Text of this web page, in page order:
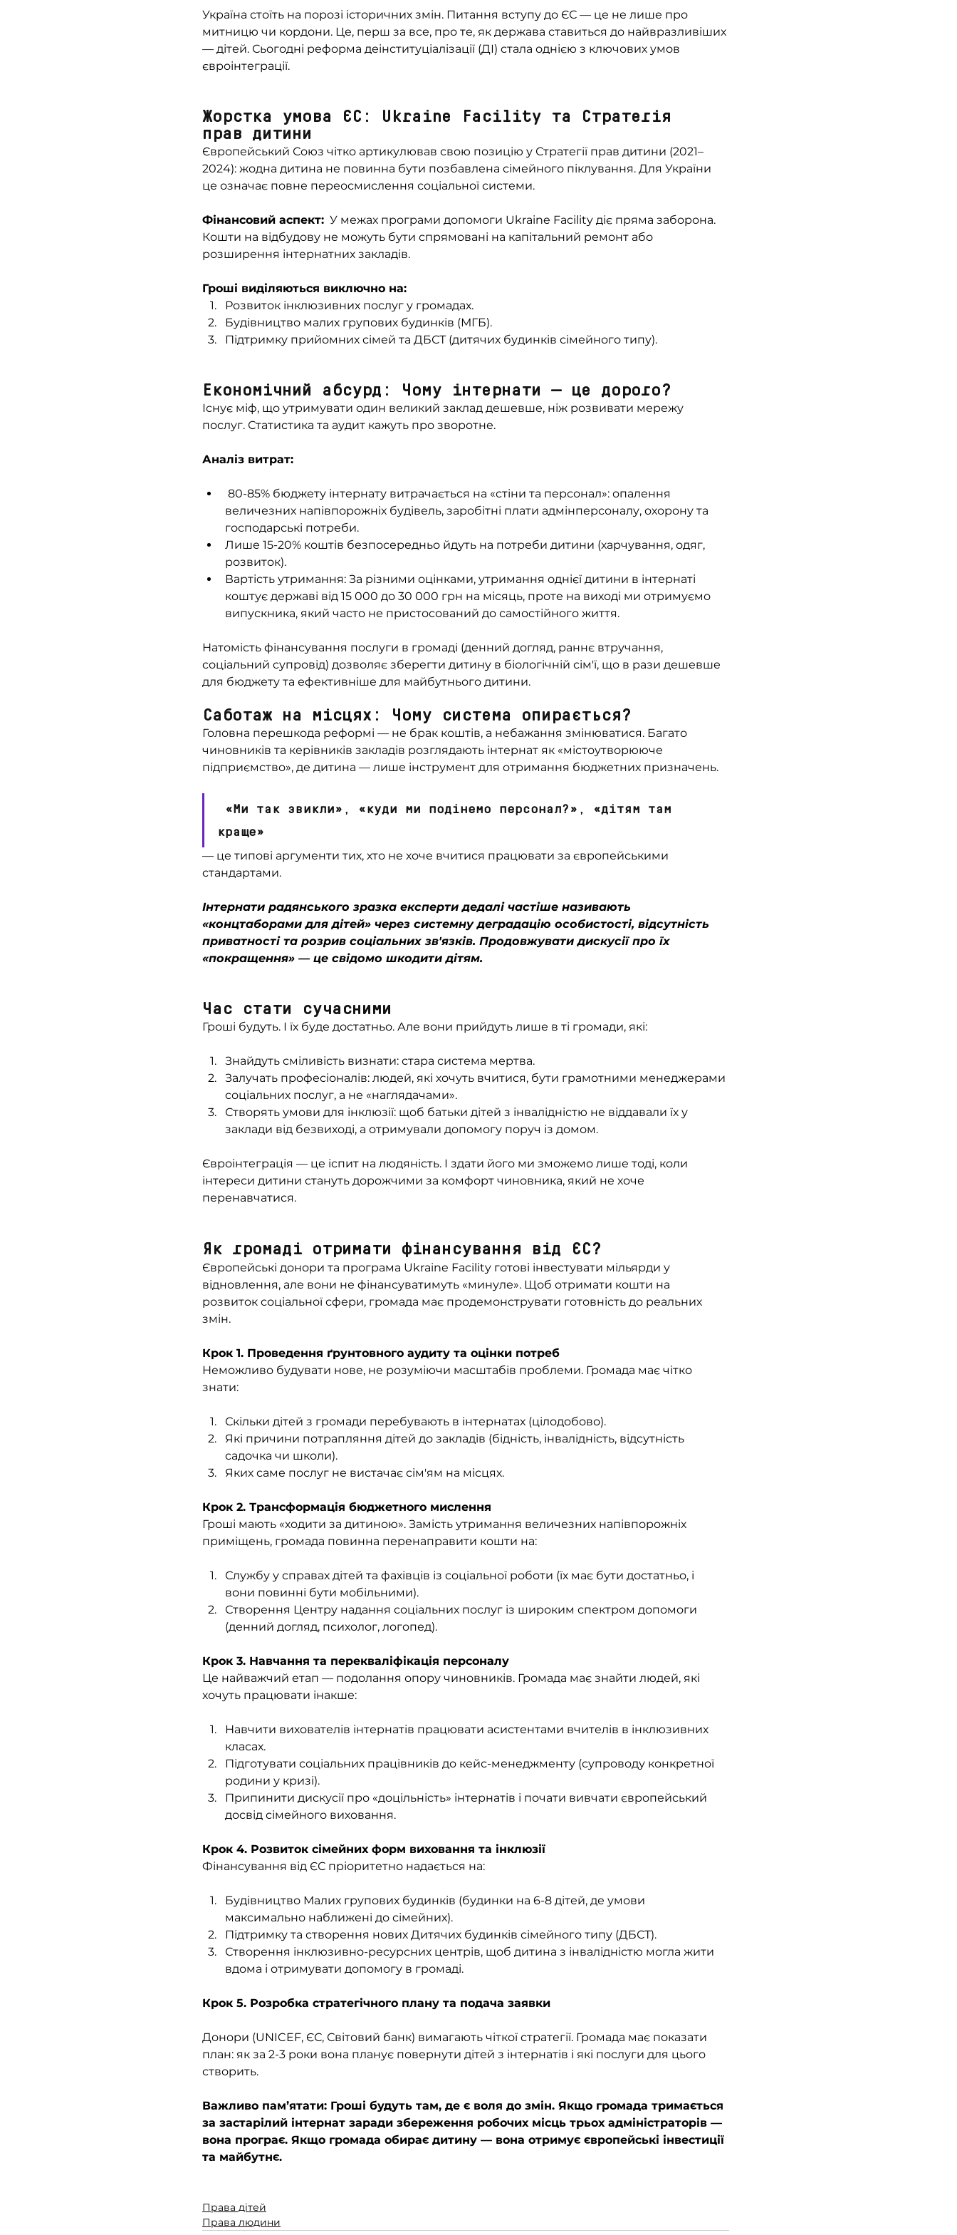
Україна стоїть на порозі історичних змін. Питання вступу до ЄС — це не лише про
митницю чи кордони. Це, перш за все, про те, як держава ставиться до найвразливіших
— дітей. Сьогодні реформа деінституціалізації (ДІ) стала однією з ключових умов
євроінтеграції.
Жорстка умова ЄС: Ukraine Facility та Стратегія
прав дитини
Європейський Союз чітко артикулював свою позицію у Стратегії прав дитини (2021–
2024): жодна дитина не повинна бути позбавлена сімейного піклування. Для України
це означає повне переосмислення соціальної системи.
Фінансовий аспект:
  У межах програми допомоги Ukraine Facility діє пряма заборона.
Кошти на відбудову не можуть бути спрямовані на капітальний ремонт або
розширення інтернатних закладів.
Гроші виділяються виключно на:
Розвиток інклюзивних послуг у громадах.
Будівництво малих групових будинків (МГБ).
Підтримку прийомних сімей та ДБСТ (дитячих будинків сімейного типу).
Економічний абсурд: Чому інтернати — це дорого?
Існує міф, що утримувати один великий заклад дешевше, ніж розвивати мережу
послуг. Статистика та аудит кажуть про зворотне.
Аналіз витрат:
80-85% бюджету інтернату витрачається на «стіни та персонал»: опалення
величезних напівпорожніх будівель, заробітні плати адмінперсоналу, охорону та
господарські потреби.
Лише 15-20% коштів безпосередньо йдуть на потреби дитини (харчування, одяг,
розвиток).
Вартість утримання: За різними оцінками, утримання однієї дитини в інтернаті
коштує державі від 15 000 до 30 000 грн на місяць, проте на виході ми отримуємо
випускника, який часто не пристосований до самостійного життя.
Натомість фінансування послуги в громаді (денний догляд, раннє втручання,
соціальний супровід) дозволяє зберегти дитину в біологічній сім'ї, що в рази дешевше
для бюджету та ефективніше для майбутнього дитини.
Саботаж на місцях: Чому система опирається?
Головна перешкода реформі — не брак коштів, а небажання змінюватися. Багато
чиновників та керівників закладів розглядають інтернат як «містоутворююче
підприємство», де дитина — лише інструмент для отримання бюджетних призначень.
краще»
— це типові аргументи тих, хто не хоче вчитися працювати за європейськими
стандартами.
Інтернати радянського зразка експерти дедалі частіше називають
«концтаборами для дітей» через системну деградацію особистості, відсутність
приватності та розрив соціальних зв'язків. Продовжувати дискусії про їх
«покращення» — це свідомо шкодити дітям.
Час стати сучасними
Гроші будуть. І їх буде достатньо. Але вони прийдуть лише в ті громади, які:
Знайдуть сміливість визнати: стара система мертва.
Залучать професіоналів: людей, які хочуть вчитися, бути грамотними менеджерами
соціальних послуг, а не «наглядачами».
Створять умови для інклюзії: щоб батьки дітей з інвалідністю не віддавали їх у
заклади від безвиході, а отримували допомогу поруч із домом.
Євроінтеграція — це іспит на людяність. І здати його ми зможемо лише тоді, коли
інтереси дитини стануть дорожчими за комфорт чиновника, який не хоче
перенавчатися.
Як громаді отримати фінансування від ЄС?
Європейські донори та програма Ukraine Facility готові інвестувати мільярди у
відновлення, але вони не фінансуватимуть «минуле». Щоб отримати кошти на
розвиток соціальної сфери, громада має продемонструвати готовність до реальних
змін.
Крок 1. Проведення ґрунтовного аудиту та оцінки потреб
Неможливо будувати нове, не розуміючи масштабів проблеми. Громада має чітко
знати:
Скільки дітей з громади перебувають в інтернатах (цілодобово).
Які причини потрапляння дітей до закладів (бідність, інвалідність, відсутність
садочка чи школи).
Яких саме послуг не вистачає сім'ям на місцях.
Крок 2. Трансформація бюджетного мислення
Гроші мають «ходити за дитиною». Замість утримання величезних напівпорожніх
приміщень, громада повинна перенаправити кошти на:
Службу у справах дітей та фахівців із соціальної роботи (їх має бути достатньо, і
вони повинні бути мобільними).
Створення Центру надання соціальних послуг із широким спектром допомоги
(денний догляд, психолог, логопед).
Крок 3. Навчання та перекваліфікація персоналу
Це найважчий етап — подолання опору чиновників. Громада має знайти людей, які
хочуть працювати інакше:
Навчити вихователів інтернатів працювати асистентами вчителів в інклюзивних
класах.
Підготувати соціальних працівників до кейс-менеджменту (супроводу конкретної
родини у кризі).
Припинити дискусії про «доцільність» інтернатів і почати вивчати європейський
досвід сімейного виховання.
Крок 4. Розвиток сімейних форм виховання та інклюзії
Фінансування від ЄС пріоритетно надається на:
Будівництво Малих групових будинків (будинки на 6-8 дітей, де умови
максимально наближені до сімейних).
Підтримку та створення нових Дитячих будинків сімейного типу (ДБСТ).
Створення інклюзивно-ресурсних центрів, щоб дитина з інвалідністю могла жити
вдома і отримувати допомогу в громаді.
Крок 5. Розробка стратегічного плану та подача заявки
Донори (UNICEF, ЄС, Світовий банк) вимагають чіткої стратегії. Громада має показати
план: як за 2-3 роки вона планує повернути дітей з інтернатів і які послуги для цього
створить.
Важливо пам’ятати: Гроші будуть там, де є воля до змін. Якщо громада тримається
за застарілий інтернат заради збереження робочих місць трьох адміністраторів —
вона програє. Якщо громада обирає дитину — вона отримує європейські інвестиції
та майбутнє.
Права дітей
Права людини